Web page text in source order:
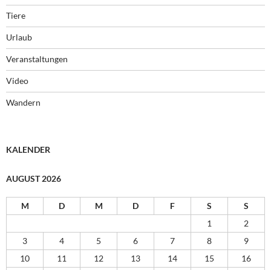
Tiere
Urlaub
Veranstaltungen
Video
Wandern
KALENDER
AUGUST 2026
M D M D F S
S
1
2
3
4 5 6 7 8
9
10
11 12 13 14 15
16